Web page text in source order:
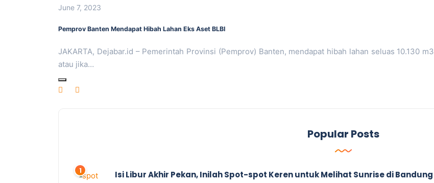
June 7, 2023
Pemprov Banten Mendapat Hibah Lahan Eks Aset BLBI
JAKARTA, Dejabar.id – Pemerintah Provinsi (Pemprov) Banten, mendapat hibah lahan seluas 10.130 m3
atau jika…
Popular Posts
Isi Libur Akhir Pekan, Inilah Spot-spot Keren untuk Melihat Sunrise di Bandung